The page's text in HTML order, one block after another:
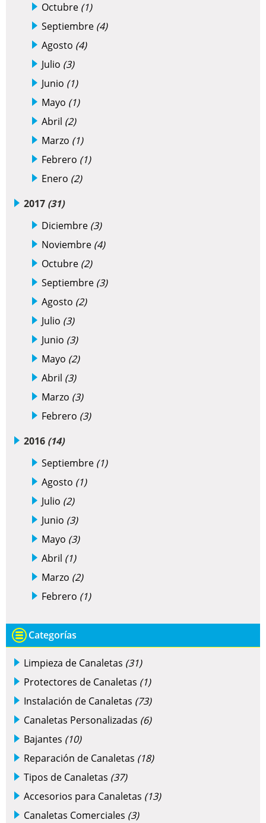
Octubre (1)
Septiembre (4)
Agosto (4)
Julio (3)
Junio (1)
Mayo (1)
Abril (2)
Marzo (1)
Febrero (1)
Enero (2)
2017 (31)
Diciembre (3)
Noviembre (4)
Octubre (2)
Septiembre (3)
Agosto (2)
Julio (3)
Junio (3)
Mayo (2)
Abril (3)
Marzo (3)
Febrero (3)
2016 (14)
Septiembre (1)
Agosto (1)
Julio (2)
Junio (3)
Mayo (3)
Abril (1)
Marzo (2)
Febrero (1)
Categorías
Limpieza de Canaletas (31)
Protectores de Canaletas (1)
Instalación de Canaletas (73)
Canaletas Personalizadas (6)
Bajantes (10)
Reparación de Canaletas (18)
Tipos de Canaletas (37)
Accesorios para Canaletas (13)
Canaletas Comerciales (3)